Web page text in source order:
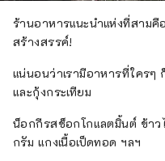
ร้านอาหารแนะนำแห่งที่สาม
สร้างสรรค์!
แน่นอนว่าเรามีอาหารที่ใครๆ
และกุ้งกระเทียม
น็อกกีรสช็อกโกแลตมิ้นต์ ข้าว
กรัม แกงเนื้อเป็ดทอด ฯลฯ